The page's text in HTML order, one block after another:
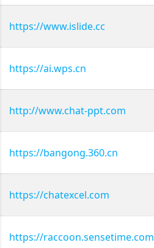
https://www.islide.cc
https://ai.wps.cn
http://www.chat-ppt.com
https://bangong.360.cn
https://chatexcel.com
https://raccoon.sensetime.com